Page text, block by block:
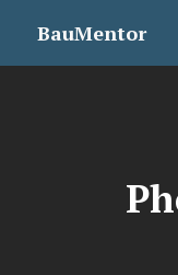
InhaltBauMentor